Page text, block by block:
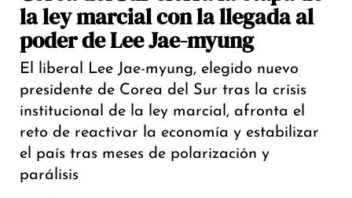
la ley marcial con la llegada al
poder de Lee Jae-myung
El liberal Lee Jae-myung, elegido nuevo
presidente de Corea del Sur tras la crisis
institucional de la ley marcial, afronta el
reto de reactivar la economía y estabilizar
el país tras meses de polarización y
parálisis